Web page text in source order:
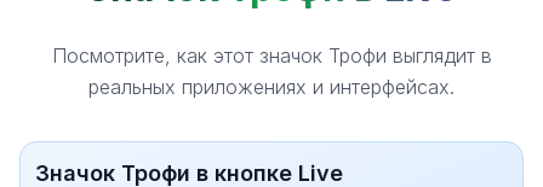
Посмотрите, как этот значок Трофи выглядит в
реальных приложениях и интерфейсах.
Значок Трофи в кнопке Live